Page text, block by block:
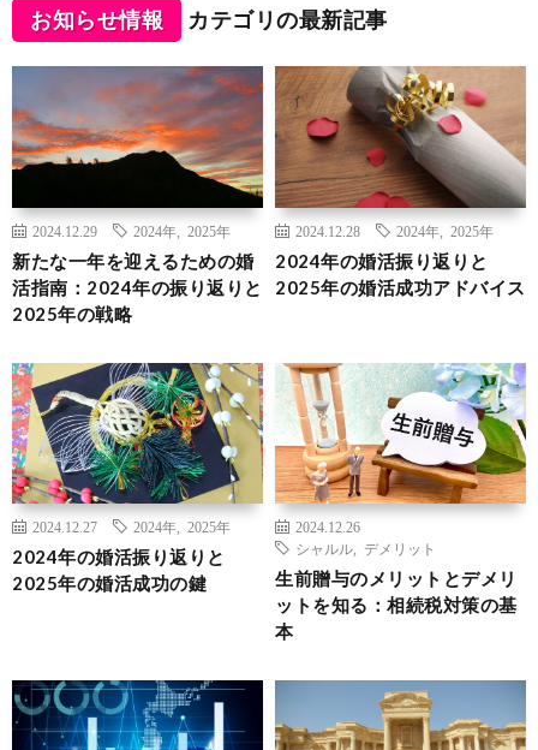
お知らせ情報 カテゴリの最新記事
2024.12.29 2024年 2025年
新たな一年を迎えるための婚
活指南：2024年の振り返りと
2025年の戦略
2024.12.28 2024年 2025年
2024年の婚活振り返りと
2025年の婚活成功アドバイス
2024.12.27 2024年 2025年
2024年の婚活振り返りと
2025年の婚活成功の鍵
2024.12.26
シャルル
デメリット
生前贈与のメリットとデメリ
ットを知る：相続税対策の基
本